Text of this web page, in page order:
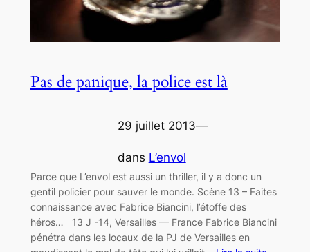
Pas de panique, la police est là
29 juillet 2013—
dans L’envol
Parce que L’envol est aussi un thriller, il y a donc un
gentil policier pour sauver le monde. Scène 13 – Faites
connaissance avec Fabrice Biancini, l’étoffe des
héros… 13 J -14, Versailles — France Fabrice Biancini
pénétra dans les locaux de la PJ de Versailles en